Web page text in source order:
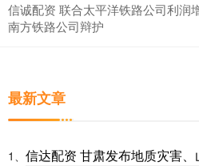
信诚配资 联合太平洋铁路公司利润
南方铁路公司辩护
最新文章
1、 信达配资 甘肃发布地质灾害